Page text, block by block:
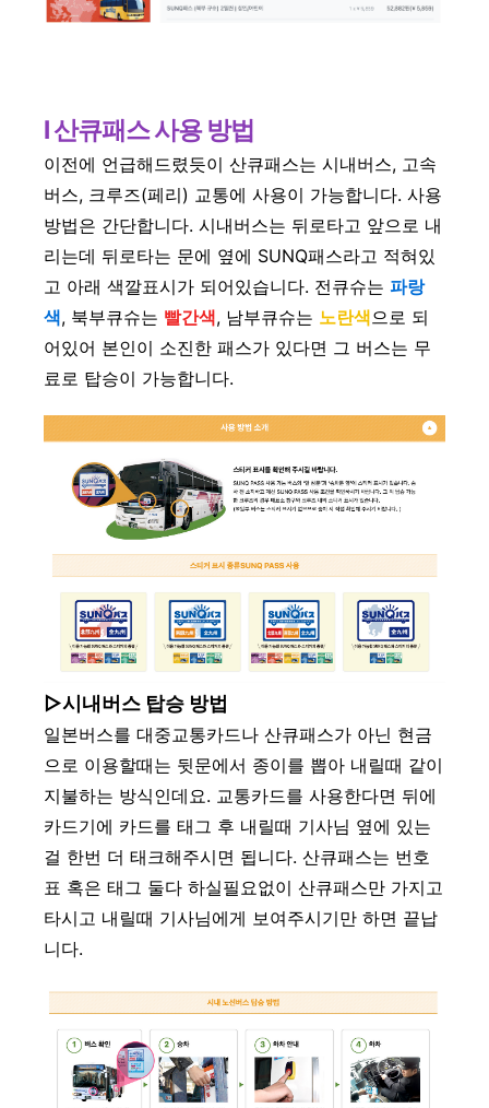
l 산큐패스 사용 방법
이전에 언급해드렸듯이 산큐패스는 시내버스, 고속
버스, 크루즈(페리) 교통에 사용이 가능합니다. 사용
방법은 간단합니다. 시내버스는 뒤로타고 앞으로 내
리는데 뒤로타는 문에 옆에 SUNQ패스라고 적혀있
고 아래 색깔표시가 되어있습니다. 전큐슈는 파랑
색, 북부큐슈는 빨간색, 남부큐슈는 노란색으로 되
어있어 본인이 소진한 패스가 있다면 그 버스는 무
료로 탑승이 가능합니다.
▷시내버스 탑승 방법
일본버스를 대중교통카드나 산큐패스가 아닌 현금
으로 이용할때는 뒷문에서 종이를 뽑아 내릴때 같이
지불하는 방식인데요. 교통카드를 사용한다면 뒤에
카드기에 카드를 태그 후 내릴때 기사님 옆에 있는
걸 한번 더 태크해주시면 됩니다. 산큐패스는 번호
표 혹은 태그 둘다 하실필요없이 산큐패스만 가지고
타시고 내릴때 기사님에게 보여주시기만 하면 끝납
니다.